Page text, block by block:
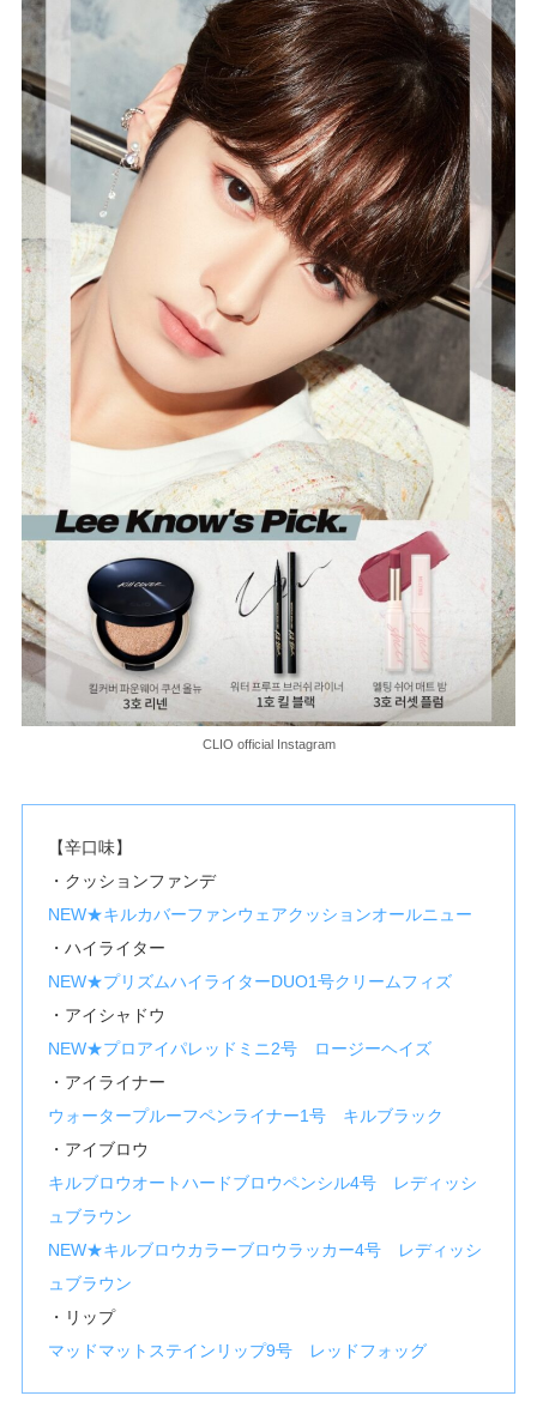
CLIO official Instagram
【辛口味】
・クッションファンデ
NEW★キルカバーファンウェアクッションオールニュー
・ハイライター
NEW★プリズムハイライターDUO1号クリームフィズ
・アイシャドウ
NEW★プロアイパレッドミニ2号 ロージーヘイズ
・アイライナー
ウォータープルーフペンライナー1号 キルブラック
・アイブロウ
キルブロウオートハードブロウペンシル4号 レディッシ
ュブラウン
NEW★キルブロウカラーブロウラッカー4号 レディッシ
ュブラウン
・リップ
マッドマットステインリップ9号 レッドフォッグ